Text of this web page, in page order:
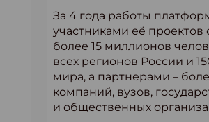
За 4 года работы
участниками её проектов
более 15 миллионов
всех регионов России и
мира, а партнерами –
компаний, вузов,
и общественных